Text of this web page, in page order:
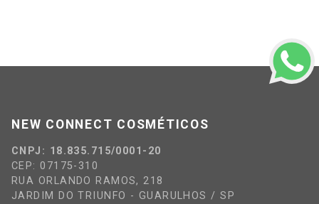
NEW CONNECT COSMÉTICOS
CNPJ: 18.835.715/0001-20
CEP: 07175-310
RUA ORLANDO RAMOS, 218
JARDIM DO TRIUNFO - GUARULHOS / SP